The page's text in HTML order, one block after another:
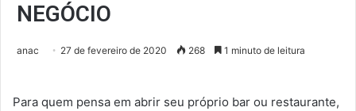
NEGÓCIO
anac 27 de fevereiro de 2020 268 1 minuto de leitura
Para quem pensa em abrir seu próprio bar ou restaurante,